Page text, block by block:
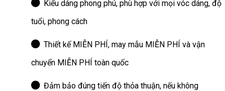
Kiểu dáng phong phú, phù hợp với mọi vóc dáng, độ
tuổi, phong cách
Thiết kế MIỄN PHÍ, may mẫu MIỄN PHÍ và vận
chuyển MIỄN PHÍ toàn quốc
Đảm bảo đúng tiến độ thỏa thuận, nếu không